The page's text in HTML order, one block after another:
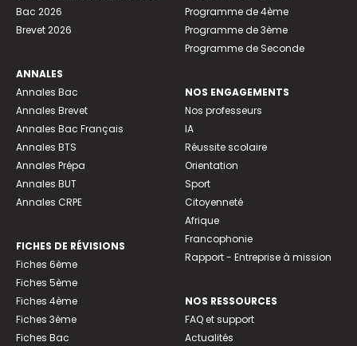
Bac 2026
Brevet 2026
ANNALES
Annales Bac
Annales Brevet
Annales Bac Français
Annales BTS
Annales Prépa
Annales BUT
Annales CRPE
FICHES DE RÉVISIONS
Fiches 6ème
Fiches 5ème
Fiches 4ème
Fiches 3ème
Fiches Bac
Programme de 4ème
Programme de 3ème
Programme de Seconde
NOS ENGAGEMENTS
Nos professeurs
IA
Réussite scolaire
Orientation
Sport
Citoyenneté
Afrique
Francophonie
Rapport - Entreprise à mission
NOS RESSOURCES
FAQ et support
Actualités